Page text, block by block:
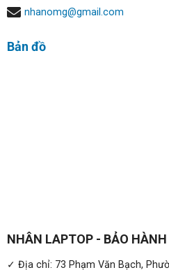
nhanomg@gmail.com
Bản đồ
NHÂN LAPTOP - BẢO
✓ Địa chỉ: 73 Phạm Văn Bạch,